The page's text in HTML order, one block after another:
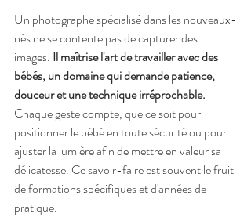
Un photographe spécialisé dans les nouveaux-
nés ne se contente pas de capturer des
images. Il maîtrise l'art de travailler avec des
bébés, un domaine qui demande patience,
douceur et une technique irréprochable.
Chaque geste compte, que ce soit pour
positionner le bébé en toute sécurité ou pour
ajuster la lumière afin de mettre en valeur sa
délicatesse. Ce savoir-faire est souvent le fruit
de formations spécifiques et d'années de
pratique.